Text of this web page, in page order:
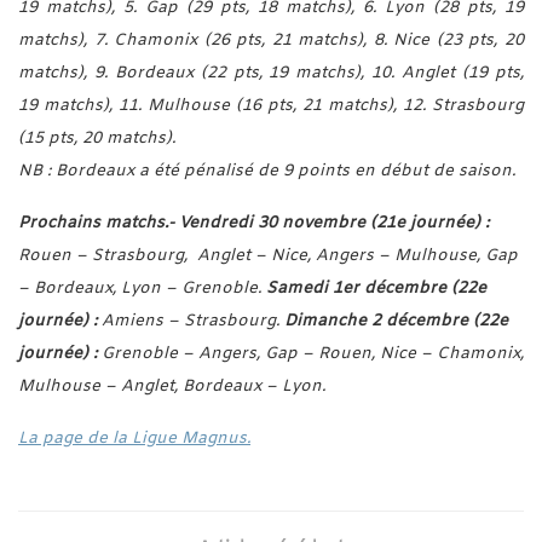
19 matchs), 5. Gap (29 pts, 18 matchs), 6. Lyon (28 pts, 19
matchs), 7. Chamonix (26 pts, 21 matchs), 8. Nice (23 pts, 20
matchs), 9. Bordeaux (22 pts, 19 matchs), 10. Anglet (19 pts,
19 matchs), 11. Mulhouse (16 pts, 21 matchs), 12. Strasbourg
(15 pts, 20 matchs).
NB : Bordeaux a été pénalisé de 9 points en début de saison.
Prochains matchs.- Vendredi 30 novembre (21e journée) :
Rouen – Strasbourg, Anglet – Nice, Angers – Mulhouse, Gap
– Bordeaux, Lyon – Grenoble. Samedi 1er décembre (22e
journée) :Amiens – Strasbourg. Dimanche 2 décembre (22e
journée) :Grenoble – Angers, Gap – Rouen, Nice – Chamonix,
Mulhouse – Anglet, Bordeaux – Lyon.
La page de la Ligue Magnus.